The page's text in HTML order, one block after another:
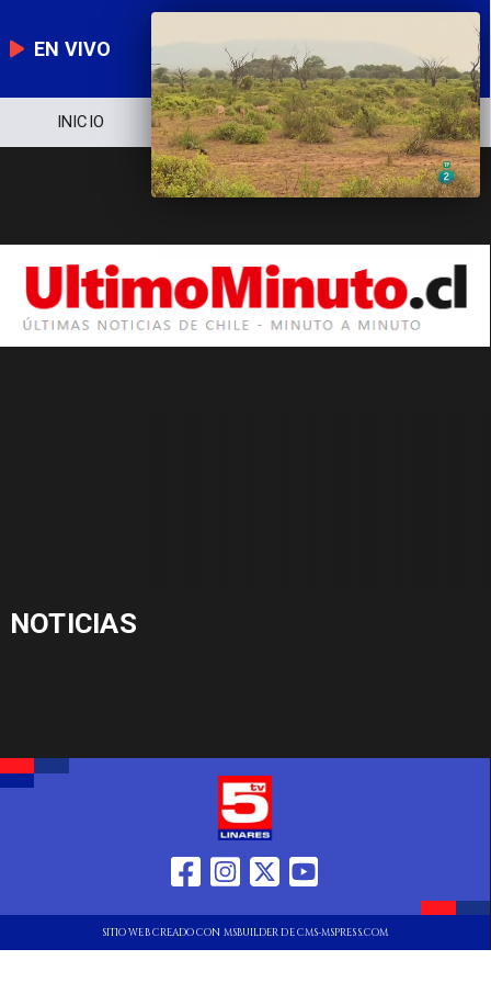
EN VIVO
INICIO NOTICIERO POLÍTICA
NOTICIAS
SITIO WEB CREADO CON MSBUILDER DE CMS-MSPRESS.COM